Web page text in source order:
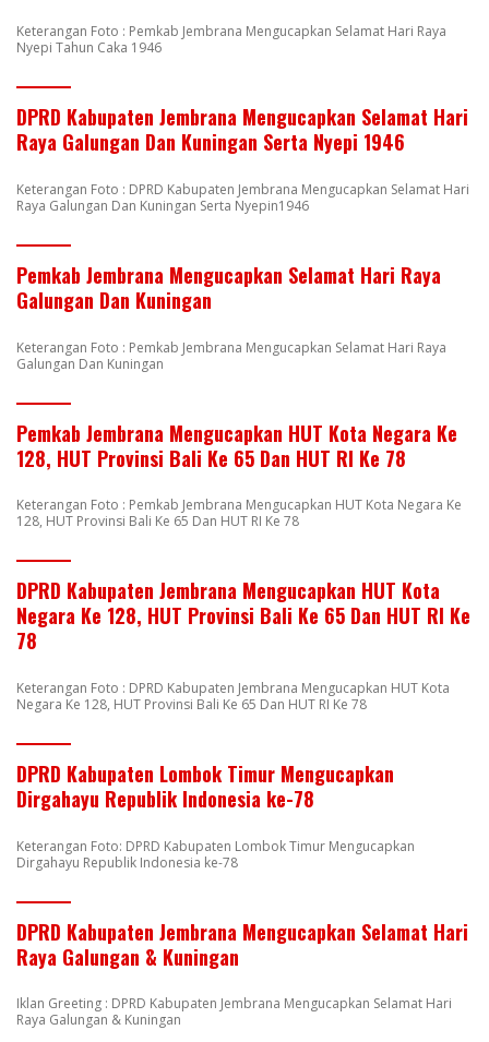
Keterangan Foto : Pemkab Jembrana Mengucapkan Selamat Hari Raya
Nyepi Tahun Caka 1946
DPRD Kabupaten Jembrana Mengucapkan Selamat Hari
Raya Galungan Dan Kuningan Serta Nyepi 1946
Keterangan Foto : DPRD Kabupaten Jembrana Mengucapkan Selamat Hari
Raya Galungan Dan Kuningan Serta Nyepin1946
Pemkab Jembrana Mengucapkan Selamat Hari Raya
Galungan Dan Kuningan
Keterangan Foto : Pemkab Jembrana Mengucapkan Selamat Hari Raya
Galungan Dan Kuningan
Pemkab Jembrana Mengucapkan HUT Kota Negara Ke
128, HUT Provinsi Bali Ke 65 Dan HUT RI Ke 78
Keterangan Foto : Pemkab Jembrana Mengucapkan HUT Kota Negara Ke
128, HUT Provinsi Bali Ke 65 Dan HUT RI Ke 78
DPRD Kabupaten Jembrana Mengucapkan HUT Kota
Negara Ke 128, HUT Provinsi Bali Ke 65 Dan HUT RI Ke
78
Keterangan Foto : DPRD Kabupaten Jembrana Mengucapkan HUT Kota
Negara Ke 128, HUT Provinsi Bali Ke 65 Dan HUT RI Ke 78
DPRD Kabupaten Lombok Timur Mengucapkan
Dirgahayu Republik Indonesia ke-78
Keterangan Foto: DPRD Kabupaten Lombok Timur Mengucapkan
Dirgahayu Republik Indonesia ke-78
DPRD Kabupaten Jembrana Mengucapkan Selamat Hari
Raya Galungan & Kuningan
Iklan Greeting : DPRD Kabupaten Jembrana Mengucapkan Selamat Hari
Raya Galungan & Kuningan